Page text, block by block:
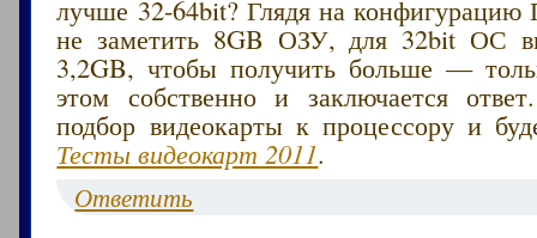
лучше 32-64bit? Глядя на
не заметить 8GB ОЗУ, для 32bit ОС
3,2GB, чтобы получить больше —
этом собственно и заключается
подбор видеокарты к процессору и
Тесты видеокарт 2011.
Ответить